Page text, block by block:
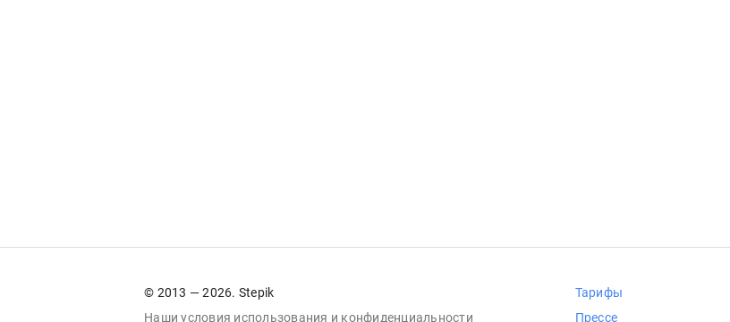
© 2013 — 2026. Stepik
Наши условия использования и конфиденциальности
Тарифы
Прессе